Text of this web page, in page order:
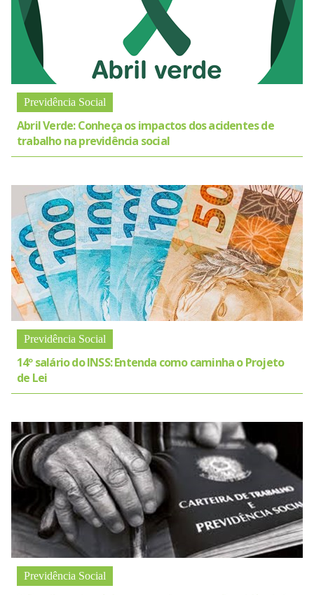
Previdência Social
Abril Verde: Conheça os impactos dos acidentes de
trabalho na previdência social
Previdência Social
14º salário do INSS: Entenda como caminha o Projeto
de Lei
Previdência Social